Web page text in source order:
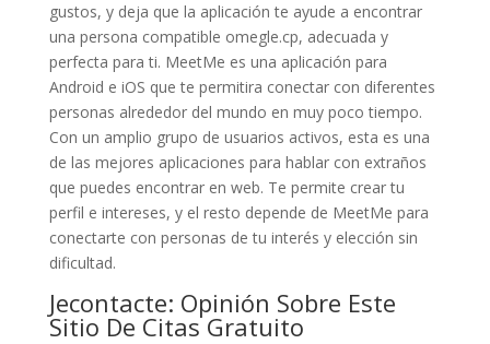
gustos, y deja que la aplicación te ayude a encontrar
una persona compatible omegle.cp, adecuada y
perfecta para ti. MeetMe es una aplicación para
Android e iOS que te permitira conectar con diferentes
personas alrededor del mundo en muy poco tiempo.
Con un amplio grupo de usuarios activos, esta es una
de las mejores aplicaciones para hablar con extraños
que puedes encontrar en web. Te permite crear tu
perfil e intereses, y el resto depende de MeetMe para
conectarte con personas de tu interés y elección sin
dificultad.
Jecontacte: Opinión Sobre Este
Sitio De Citas Gratuito